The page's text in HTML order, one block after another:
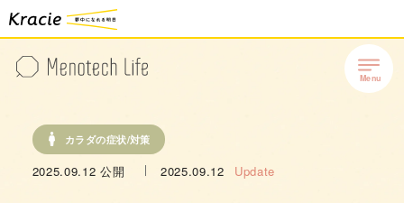
カラダの症状/対策
2025.09.12 公開 2025.09.12 Update